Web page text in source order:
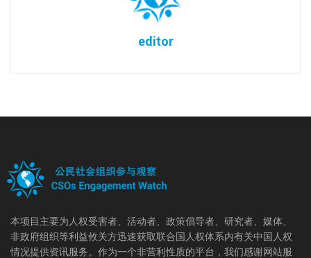
editor
本项目主要为人权受害者、活动者、政策倡导者、研究者、媒体、
非政府组织等利益攸关方迅速获取联合国人权体系内有关中国人权
情况提供资讯服务。作为一个非营利性质的平台，我们感谢网站服